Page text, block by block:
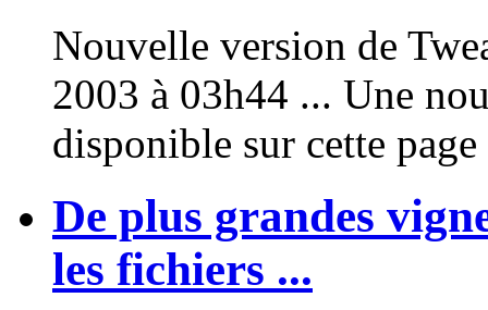
Nouvelle version de
2003 à 03h44 ... Une
disponible sur cette
De plus grandes
les fichiers ...